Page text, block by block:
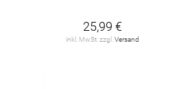
25,99 €
inkl. MwSt. zzgl. Versand